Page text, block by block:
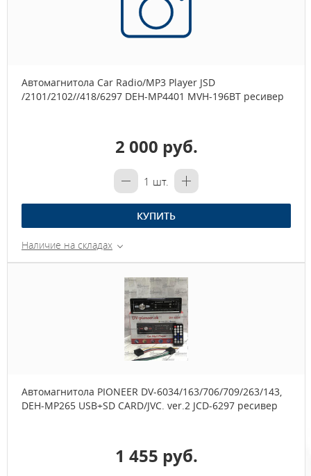
Автомагнитола Car Radio/MP3 Player JSD
/2101/2102//418/6297 DEH-MP4401 MVH-196BT ресивер
2 000 руб.
1 шт.
КУПИТЬ
Наличие на складах
Автомагнитола PIONEER DV-6034/163/706/709/263/143,
DEH-MP265 USB+SD CARD/JVC. ver.2 JCD-6297 ресивер
1 455 руб.